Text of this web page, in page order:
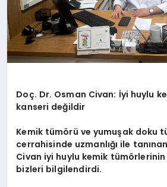
Doç. Dr. Osman Civan: İyi huylu
kanseri değildir
Kemik tümörü ve yumuşak doku
cerrahisinde uzmanlığı ile
Civan iyi huylu kemik
bizleri bilgilendirdi.